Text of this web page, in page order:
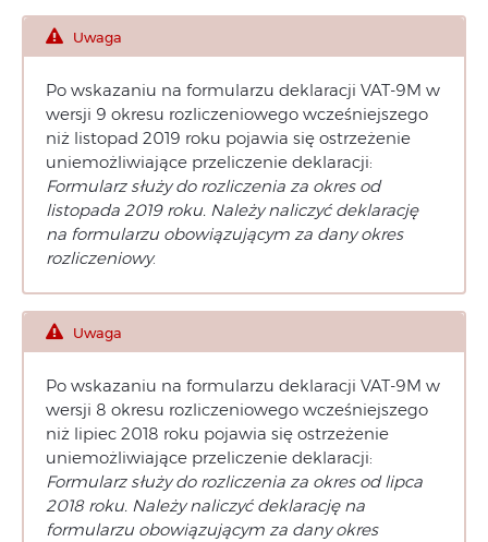
Uwaga
Po wskazaniu na formularzu deklaracji VAT-9M w
wersji 9 okresu rozliczeniowego wcześniejszego
niż listopad 2019 roku pojawia się ostrzeżenie
uniemożliwiające przeliczenie deklaracji:
Formularz służy do rozliczenia za okres od
listopada 2019 roku. Należy naliczyć deklarację
na formularzu obowiązującym za dany okres
rozliczeniowy.
Uwaga
Po wskazaniu na formularzu deklaracji VAT-9M w
wersji 8 okresu rozliczeniowego wcześniejszego
niż lipiec 2018 roku pojawia się ostrzeżenie
uniemożliwiające przeliczenie deklaracji:
Formularz służy do rozliczenia za okres od lipca
2018 roku. Należy naliczyć deklarację na
formularzu obowiązującym za dany okres